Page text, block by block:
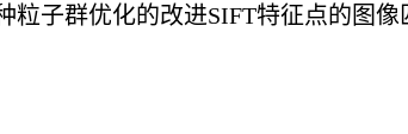
粒子群优化的改进SIFT特征点的图